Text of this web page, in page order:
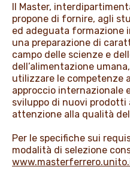
Il Master,
propone di fornire, agli
ed adeguata formazione
una preparazione di
campo delle scienze e
dell’alimentazione
utilizzare le competenze
approccio internazionale
sviluppo di nuovi
attenzione alla qualità
Per le specifiche sui
modalità di selezione